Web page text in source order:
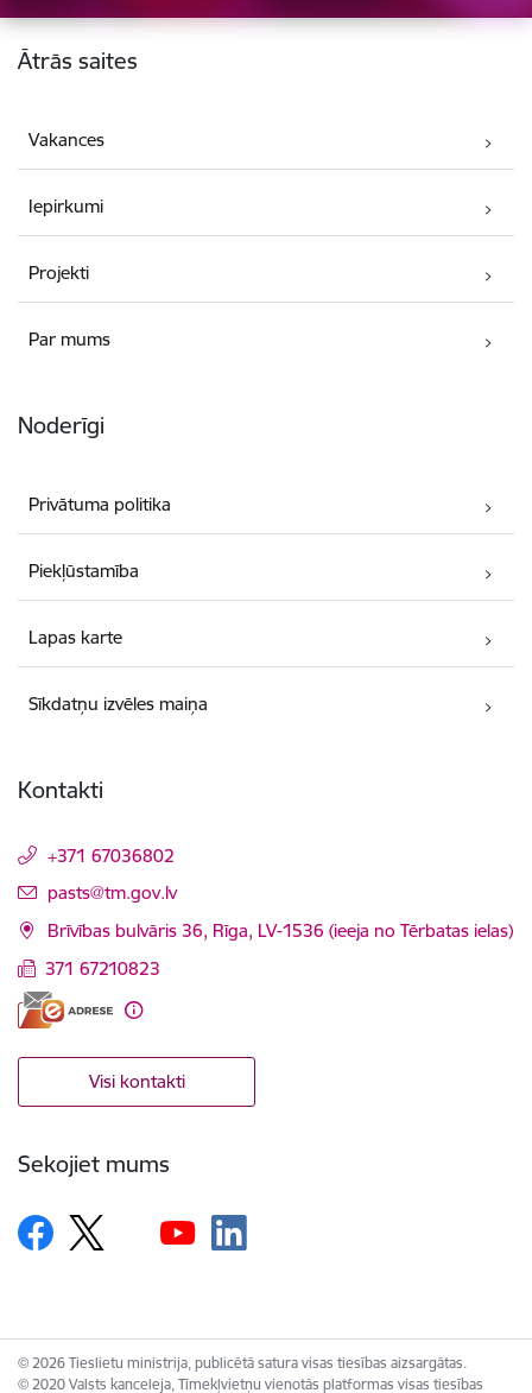
Kājene
Ātrās saites
Vakances
Iepirkumi
Projekti
Par mums
Noderīgi
Privātuma politika
Piekļūstamība
Lapas karte
Sīkdatņu izvēles maiņa
Kontakti
+371 67036802
E-pasts:
pasts@tm.gov.lv
Brīvības bulvāris 36, Rīga, LV-1536 (ieeja no Tērbatas ielas)
371 67210823
Visi kontakti
Sekojiet mums
© 2026 Tieslietu ministrija, publicētā satura visas tiesības aizsargātas.
© 2020 Valsts kanceleja, Tīmekļvietņu vienotās platformas visas tiesības